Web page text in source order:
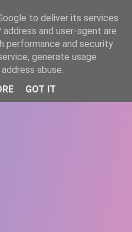
to deliver its services
and user-agent are
performance and security
generate usage
abuse.
GOT IT